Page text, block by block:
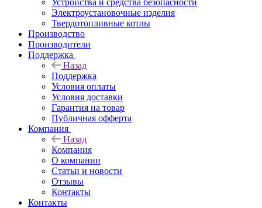
Устройства и средства безопасности
Электроустановочные изделия
Твердотопливные котлы
Производство
Производители
Поддержка
Назад
Поддержка
Условия оплаты
Условия доставки
Гарантия на товар
Публичная офферта
Компания
Назад
Компания
О компании
Статьи и новости
Отзывы
Контакты
Контакты